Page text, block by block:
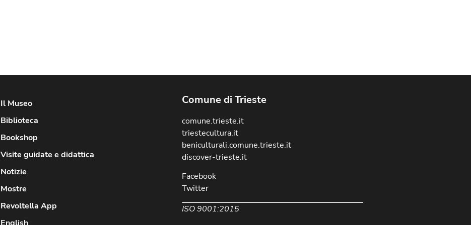
Il Museo
Biblioteca
Bookshop
Visite guidate e didattica
Notizie
Mostre
Revoltella App
Comune di Trieste
comune.trieste.it
triestecultura.it
beniculturali.comune.trieste.it
discover-trieste.it
Facebook
Twitter
ISO 9001:2015